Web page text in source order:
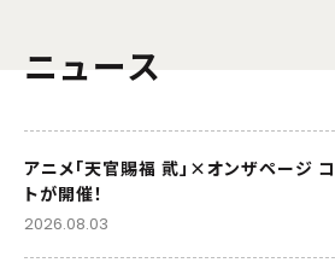
ニュース
アニメ「天官賜福 貮」×オンザページ コラボレーションイベン
トが開催！
2026.08.03